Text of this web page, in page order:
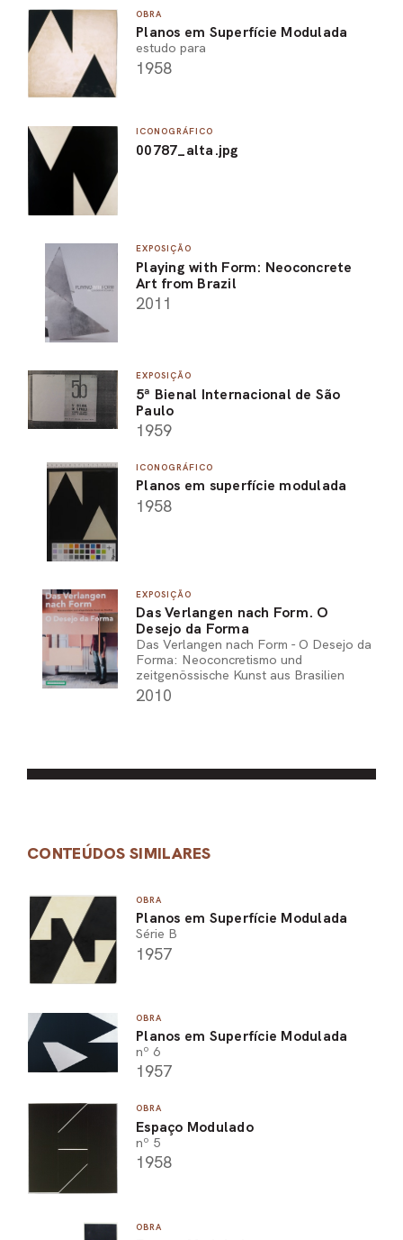
OBRA
Planos em Superfície Modulada
estudo para
1958
ICONOGRÁFICO
00787_alta.jpg
EXPOSIÇÃO
Playing with Form: Neoconcrete
Art from Brazil
2011
EXPOSIÇÃO
5ª Bienal Internacional de São
Paulo
1959
ICONOGRÁFICO
Planos em superfície modulada
1958
EXPOSIÇÃO
Das Verlangen nach Form. O
Desejo da Forma
Das Verlangen nach Form - O Desejo da
Forma: Neoconcretismo und
zeitgenössische Kunst aus Brasilien
2010
CONTEÚDOS SIMILARES
OBRA
Planos em Superfície Modulada
Série B
1957
OBRA
Planos em Superfície Modulada
nº 6
1957
OBRA
Espaço Modulado
nº 5
1958
OBRA